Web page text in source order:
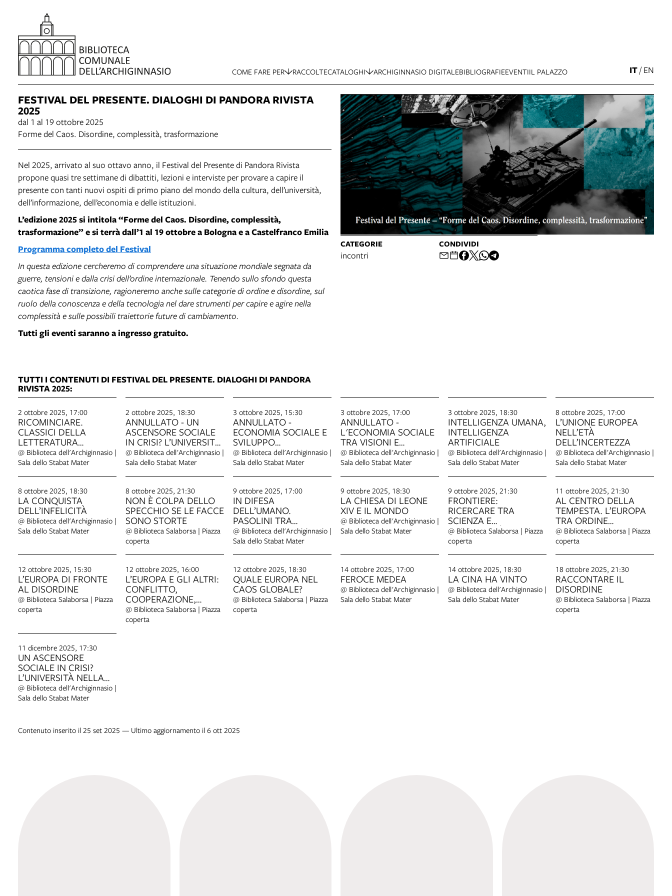
COME FARE PER RACCOLTECATALOGHI ARCHIGINNASIO DIGITALEBIBLIOGRAFIEEVENTIIL PALAZZO IT/EN
FESTIVAL DEL PRESENTE. DIALOGHI DI PANDORA RIVISTA
2025
dal 1 al 19 ottobre 2025
Forme del Caos. Disordine, complessità, trasformazione
Nel 2025, arrivato al suo ottavo anno, il Festival del Presente di Pandora Rivista
propone quasi tre settimane di dibattiti, lezioni e interviste per provare a capire il
presente con tanti nuovi ospiti di primo piano del mondo della cultura, dell’università,
dell’informazione, dell’economia e delle istituzioni.
L’edizione 2025 si intitola “Forme del Caos. Disordine, complessità,
trasformazione” e si terrà dall’1 al 19 ottobre a Bologna e a Castelfranco Emilia
Programma completo del Festival
In questa edizione cercheremo di comprendere una situazione mondiale segnata da
guerre, tensioni e dalla crisi dell’ordine internazionale. Tenendo sullo sfondo questa
caotica fase di transizione, ragioneremo anche sulle categorie di ordine e disordine, sul
ruolo della conoscenza e della tecnologia nel dare strumenti per capire e agire nella
complessità e sulle possibili traiettorie future di cambiamento.
Tutti gli eventi saranno a ingresso gratuito.
CATEGORIE
incontri
CONDIVIDI
TUTTI I CONTENUTI DI FESTIVAL DEL PRESENTE. DIALOGHI DI PANDORA
RIVISTA 2025:
2 ottobre 2025, 17:00
RICOMINCIARE.
CLASSICI DELLA
LETTERATURA
ITALIANA 1939-1962
@ Biblioteca dell'Archiginnasio |
Sala dello Stabat Mater
2 ottobre 2025, 18:30
ANNULLATO - UN
ASCENSORE SOCIALE
IN CRISI? L’UNIVERSITÀ
NELLA SOCIETÀ DI
OGGI
@ Biblioteca dell'Archiginnasio |
Sala dello Stabat Mater
3 ottobre 2025, 15:30
ANNULLATO -
ECONOMIA SOCIALE E
SVILUPPO
TERRITORIALE
@ Biblioteca dell'Archiginnasio |
Sala dello Stabat Mater
3 ottobre 2025, 17:00
ANNULLATO -
L'ECONOMIA SOCIALE
TRA VISIONI E
STRATEGIE
@ Biblioteca dell'Archiginnasio |
Sala dello Stabat Mater
3 ottobre 2025, 18:30
INTELLIGENZA UMANA,
INTELLIGENZA
ARTIFICIALE
@ Biblioteca dell'Archiginnasio |
Sala dello Stabat Mater
8 ottobre 2025, 17:00
L’UNIONE EUROPEA
NELL’ETÀ
DELL’INCERTEZZA
@ Biblioteca dell'Archiginnasio |
Sala dello Stabat Mater
8 ottobre 2025, 18:30
LA CONQUISTA
DELL’INFELICITÀ
@ Biblioteca dell'Archiginnasio |
Sala dello Stabat Mater
8 ottobre 2025, 21:30
NON È COLPA DELLO
SPECCHIO SE LE FACCE
SONO STORTE
@ Biblioteca Salaborsa | Piazza
coperta
9 ottobre 2025, 17:00
IN DIFESA
DELL’UMANO.
PASOLINI TRA
PASSIONE E
IDEOLOGIA
@ Biblioteca dell'Archiginnasio |
Sala dello Stabat Mater
9 ottobre 2025, 18:30
LA CHIESA DI LEONE
XIV E IL MONDO
@ Biblioteca dell'Archiginnasio |
Sala dello Stabat Mater
9 ottobre 2025, 21:30
FRONTIERE:
RICERCARE TRA
SCIENZA E
SPIRITUALITÀ
@ Biblioteca Salaborsa | Piazza
coperta
11 ottobre 2025, 21:30
AL CENTRO DELLA
TEMPESTA. L’EUROPA
TRA ORDINE
MONDIALE E
DISORDINE GLOBALE
@ Biblioteca Salaborsa | Piazza
coperta
12 ottobre 2025, 15:30
L’EUROPA DI FRONTE
AL DISORDINE
@ Biblioteca Salaborsa | Piazza
coperta
12 ottobre 2025, 16:00
L’EUROPA E GLI ALTRI:
CONFLITTO,
COOPERAZIONE,
TECNOLOGIA
@ Biblioteca Salaborsa | Piazza
coperta
12 ottobre 2025, 18:30
QUALE EUROPA NEL
CAOS GLOBALE?
@ Biblioteca Salaborsa | Piazza
coperta
14 ottobre 2025, 17:00
FEROCE MEDEA
@ Biblioteca dell'Archiginnasio |
Sala dello Stabat Mater
14 ottobre 2025, 18:30
LA CINA HA VINTO
@ Biblioteca dell'Archiginnasio |
Sala dello Stabat Mater
18 ottobre 2025, 21:30
RACCONTARE IL
DISORDINE
@ Biblioteca Salaborsa | Piazza
coperta
11 dicembre 2025, 17:30
UN ASCENSORE
SOCIALE IN CRISI?
L’UNIVERSITÀ NELLA
SOCIETÀ DI OGGI
@ Biblioteca dell'Archiginnasio |
Sala dello Stabat Mater
Contenuto inserito il 25 set 2025 — Ultimo aggiornamento il 6 ott 2025